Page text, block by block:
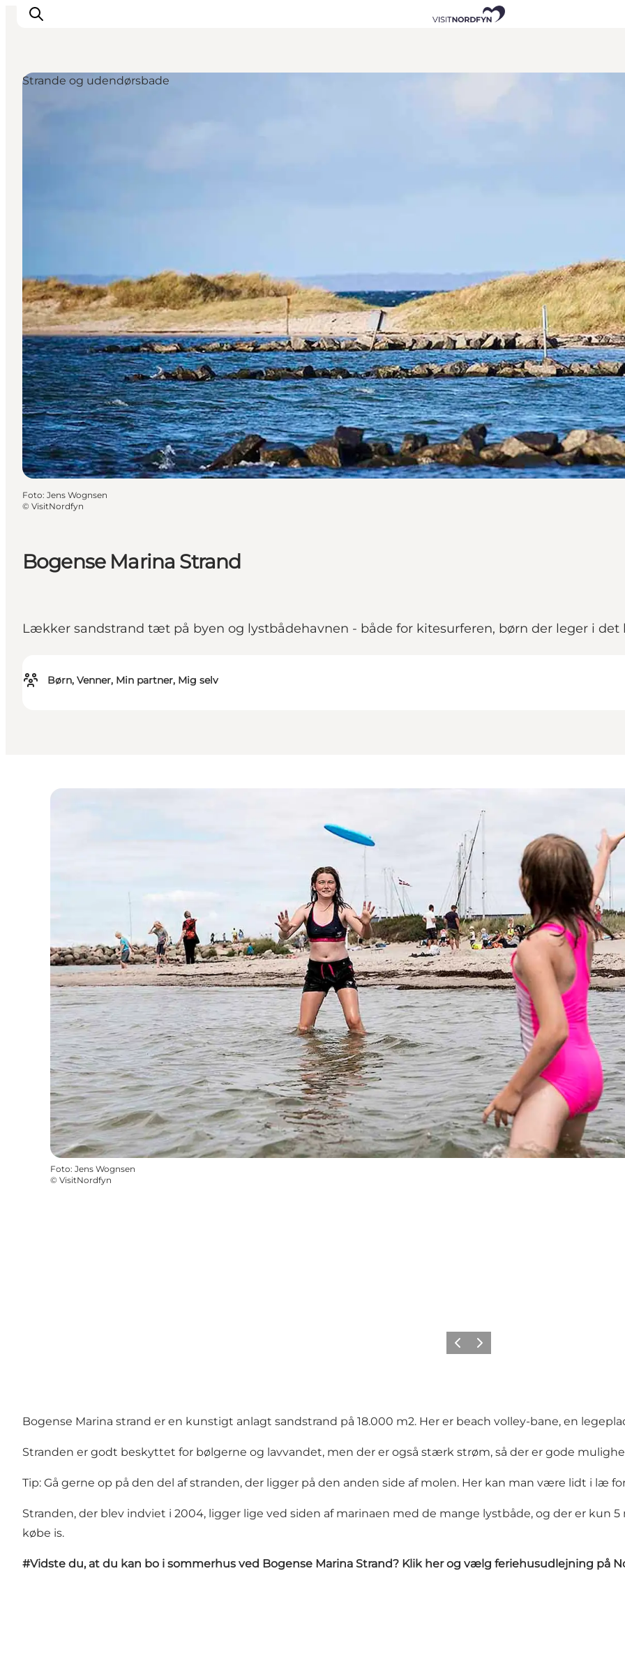
Bogense Marina Strand
Lækker sandstrand tæt på byen og lystbådehavnen - både for kitesurferen, børn der leger i det
Børn, Venner, Min partner, Mig selv
Strande og udendørsbade
Foto: Jens Wognsen
© VisitNordfyn
Foto: Jens Wognsen
© VisitNordfyn
Forrige billede
Næste billede
Bogense Marina strand er en kunstigt anlagt sandstrand på 18.000 m2. Her er beach volley-bane, en
Stranden er godt beskyttet for bølgerne og lavvandet, men der er også stærk strøm, så der er gode
Tip: Gå gerne op på den del af stranden, der ligger på den anden side af molen. Her kan man være lidt i læ
Stranden, der blev indviet i 2004, ligger lige ved siden af marinaen med de mange lystbåde, og der er kun
købe is.
#Vidste du, at du kan bo i sommerhus ved Bogense Marina Strand? Klik her og vælg feriehusudlejning på